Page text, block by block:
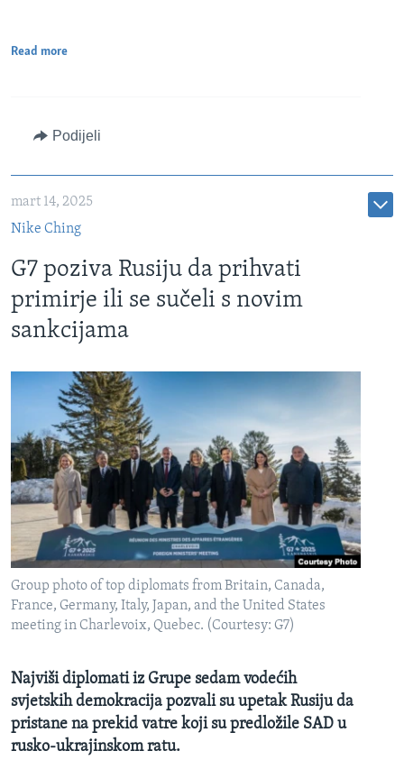
Read more
Podijeli
mart 14, 2025
Nike Ching
G7 poziva Rusiju da prihvati
primirje ili se sučeli s novim
sankcijama
Group photo of top diplomats from Britain, Canada,
France, Germany, Italy, Japan, and the United States
meeting in Charlevoix, Quebec. (Courtesy: G7)
Najviši diplomati iz Grupe sedam vodećih
svjetskih demokracija pozvali su upetak Rusiju da
pristane na prekid vatre koji su predložile SAD u
rusko-ukrajinskom ratu.